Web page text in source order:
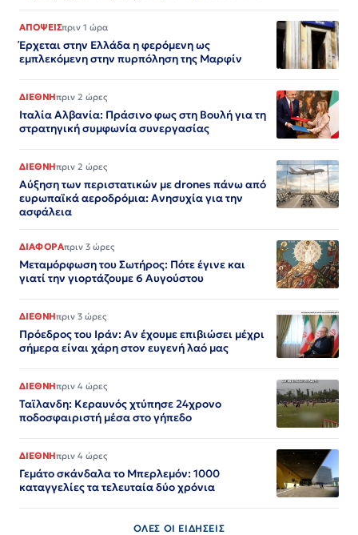
ΑΠΟΨΕΙΣπριν 1 ώρα
Έρχεται στην Ελλάδα η φερόμενη ως
εμπλεκόμενη στην πυρπόληση της Μαρφίν
ΔΙΕΘΝΗπριν 2 ώρες
Ιταλία Αλβανία: Πράσινο φως στη Βουλή για τη
στρατηγική συμφωνία συνεργασίας
ΔΙΕΘΝΗπριν 2 ώρες
Αύξηση των περιστατικών με drones πάνω από
ευρωπαϊκά αεροδρόμια: Ανησυχία για την
ασφάλεια
ΔΙΑΦΟΡΑπριν 3 ώρες
Μεταμόρφωση του Σωτήρος: Πότε έγινε και
γιατί την γιορτάζουμε 6 Αυγούστου
ΔΙΕΘΝΗπριν 3 ώρες
Πρόεδρος του Ιράν: Αν έχουμε επιβιώσει μέχρι
σήμερα είναι χάρη στον ευγενή λαό μας
ΔΙΕΘΝΗπριν 4 ώρες
Ταϊλανδη: Κεραυνός χτύπησε 24χρονο
ποδοσφαιριστή μέσα στο γήπεδο
ΔΙΕΘΝΗπριν 4 ώρες
Γεμάτο σκάνδαλα το Μπερλεμόν: 1000
καταγγελίες τα τελευταία δύο χρόνια
ΟΛΕΣ ΟΙ ΕΙΔΗΣΕΙΣ